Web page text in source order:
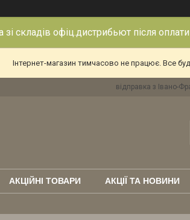
складів офіц.дистрибьют після оплати
Інтернет-магазин тимчасово не працює. Все
відправка з Івано-
АКЦІЙНІ ТОВАРИ АКЦІЇ ТА НОВИНИ